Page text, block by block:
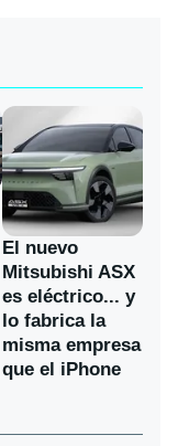
El nuevo
Mitsubishi ASX
es eléctrico... y
lo fabrica la
misma empresa
que el iPhone